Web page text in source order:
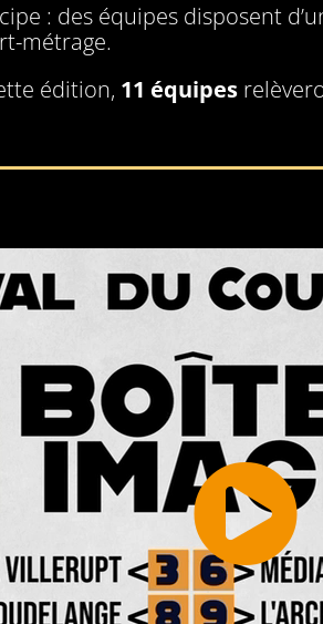
: des équipes disposent
métrage.
édition, 11 équipes